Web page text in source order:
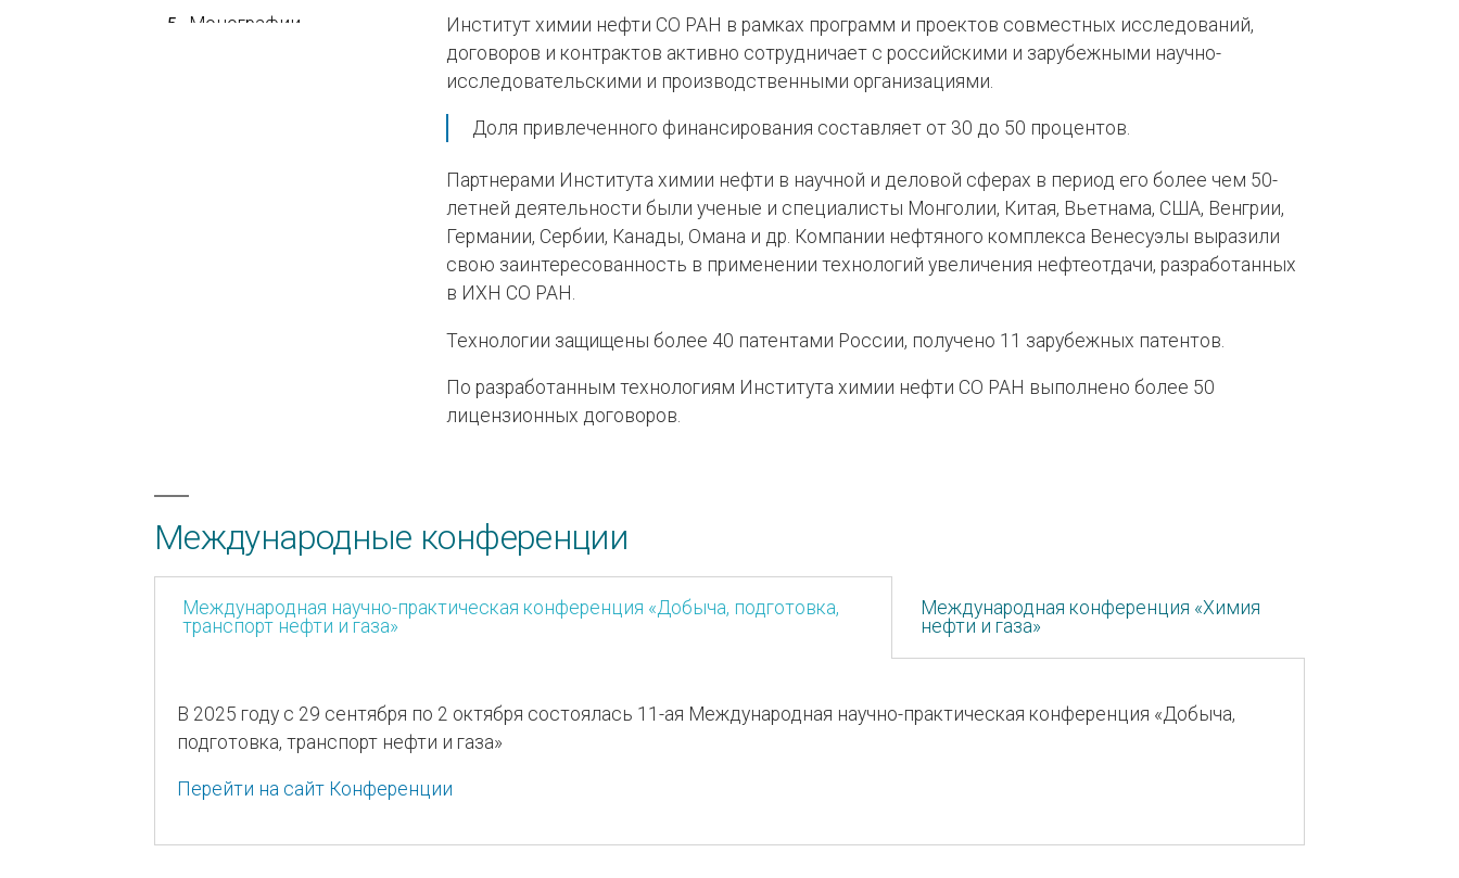
Монографии
Институт химии нефти СО РАН в рамках программ и проектов совместных исследований,
договоров и контрактов активно сотрудничает с российскими и зарубежными научно-
исследовательскими и производственными организациями.
Доля привлеченного финансирования составляет от 30 до 50 процентов.
Партнерами Института химии нефти в научной и деловой сферах в период его более чем 50-
летней деятельности были ученые и специалисты Монголии, Китая, Вьетнама, США, Венгрии,
Германии, Сербии, Канады, Омана и др. Компании нефтяного комплекса Венесуэлы выразили
свою заинтересованность в применении технологий увеличения нефтеотдачи, разработанных
в ИХН СО РАН.
Технологии защищены более 40 патентами России, получено 11 зарубежных патентов.
По разработанным технологиям Института химии нефти СО РАН выполнено более 50
лицензионных договоров.
Международные конференции
Международная научно-практическая конференция «Добыча, подготовка,
транспорт нефти и газа»
Международная конференция «Химия
нефти и газа»
В 2025 году с 29 сентября по 2 октября состоялась 11-ая Международная научно-практическая конференция «Добыча,
подготовка, транспорт нефти и газа»
Перейти на сайт Конференции